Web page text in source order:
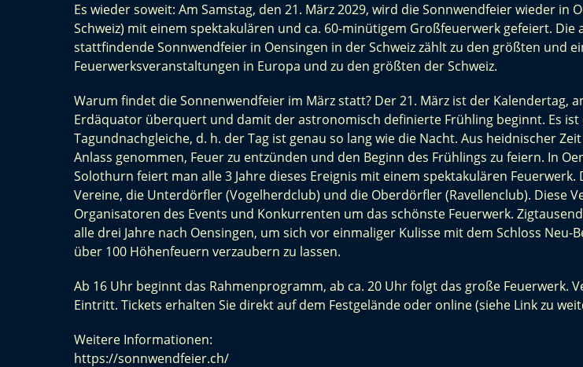
Es wieder soweit: Am Samstag, den 21. März 2029, wird die Sonnwendfeier wieder in
Schweiz) mit einem spektakulären und ca. 60-minütigem Großfeuerwerk gefeiert. Die
stattfindende Sonnwendfeier in Oensingen in der Schweiz zählt zu den größten und
Feuerwerksveranstaltungen in Europa und zu den größten der Schweiz.
Warum findet die Sonnenwendfeier im März statt? Der 21. März ist der Kalendertag,
Erdäquator überquert und damit der astronomisch definierte Frühling beginnt. Es ist
Tagundnachgleiche, d. h. der Tag ist genau so lang wie die Nacht. Aus heidnischer
Anlass genommen, Feuer zu entzünden und den Beginn des Frühlings zu feiern. In
Solothurn feiert man alle 3 Jahre dieses Ereignis mit einem spektakulären Feuerwerk.
Vereine, die Unterdörfler (Vogelherdclub) und die Oberdörfler (Ravellenclub). Diese
Organisatoren des Events und Konkurrenten um das schönste Feuerwerk.
alle drei Jahre nach Oensingen, um sich vor einmaliger Kulisse mit dem Schloss Neu-
über 100 Höhenfeuern verzaubern zu lassen.
Ab 16 Uhr beginnt das Rahmenprogramm, ab ca. 20 Uhr folgt das große Feuerwerk.
Eintritt. Tickets erhalten Sie direkt auf dem Festgelände oder online (siehe Link zu
Weitere Informationen:
https://sonnwendfeier.ch/